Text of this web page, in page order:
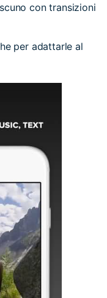
con transizioni
per adattarle al